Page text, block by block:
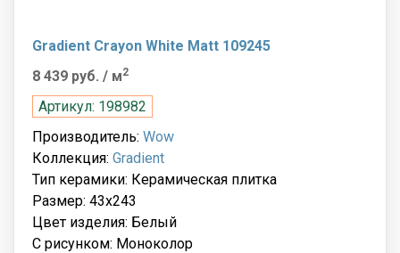
Gradient Crayon White Matt 109245
8 439 руб. / м2
Артикул: 198982
Производитель: Wow
Коллекция: Gradient
Тип керамики: Керамическая плитка
Размер: 43x243
Цвет изделия: Белый
С рисунком: Моноколор